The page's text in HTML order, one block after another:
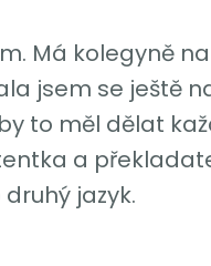
Má kolegyně
jsem se ještě
to měl dělat
a
jazyk.